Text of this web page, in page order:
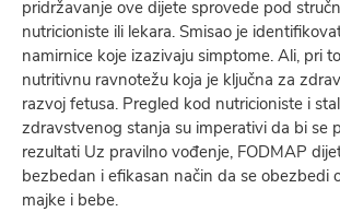
pridržavanje ove dijete sprovede pod
nutricioniste ili lekara. Smisao je
namirnice koje izazivaju simptome. Ali, pri
nutritivnu ravnotežu koja je ključna za
razvoj fetusa. Pregled kod nutricioniste i
zdravstvenog stanja su imperativi da bi se
rezultati Uz pravilno vođenje, FODMAP
bezbedan i efikasan način da se obezbedi
majke i bebe.